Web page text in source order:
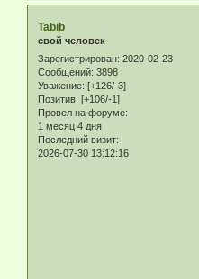
Tabib
свой человек
Зарегистрирован: 2020-02-23
Сообщений: 3898
Уважение: [+126/-3]
Позитив: [+106/-1]
Провел на форуме:
1 месяц 4 дня
Последний визит:
2026-07-30 13:12:16